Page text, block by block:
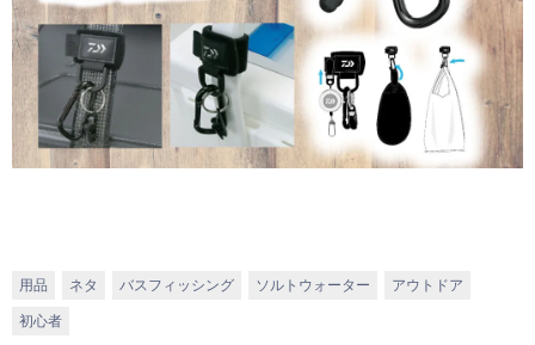
用品 ネタ バスフィッシング ソルトウォーター アウトドア
初心者